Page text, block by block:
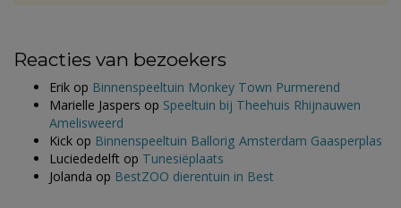
Reacties van bezoekers
Erik op Binnenspeeltuin Monkey Town Purmerend
Marielle Jaspers op Speeltuin bij Theehuis Rhijnauwen
Amelisweerd
Kick op Binnenspeeltuin Ballorig Amsterdam Gaasperplas
Luciededelft op Tunesiëplaats
Jolanda op BestZOO dierentuin in Best